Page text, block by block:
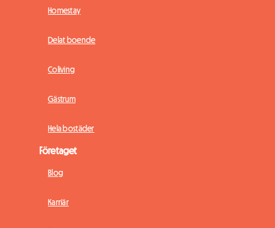
Homestay
Delat boende
Coliving
Gästrum
Hela bostäder
Företaget
Blog
Karriär